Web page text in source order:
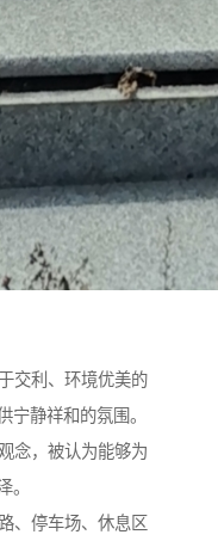
交利、环境优美的
宁静祥和的氛围。
念，被认为能够为
。
、停车场、休息区